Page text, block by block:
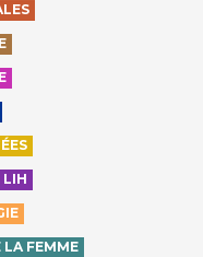
LIH
LA FEMME